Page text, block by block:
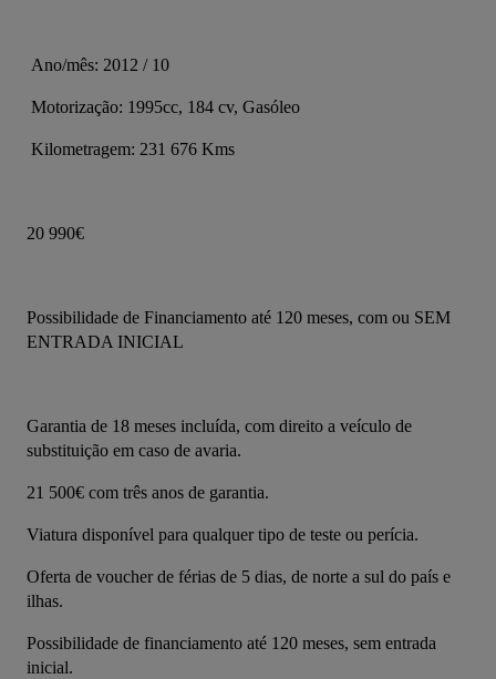
Ano/mês: 2012 / 10
Motorização: 1995cc, 184 cv, Gasóleo
Kilometragem: 231 676 Kms
20 990€
Possibilidade de Financiamento até 120 meses, com ou SEM
ENTRADA INICIAL
Garantia de 18 meses incluída, com direito a veículo de
substituição em caso de avaria.
21 500€ com três anos de garantia.
Viatura disponível para qualquer tipo de teste ou perícia.
Oferta de voucher de férias de 5 dias, de norte a sul do país e
ilhas.
Possibilidade de financiamento até 120 meses, sem entrada
inicial.